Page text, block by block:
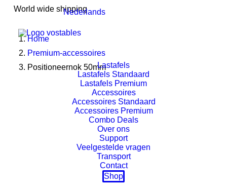
World wide shipping
Nederlands
Lastafels
Lastafels Standaard
Lastafels Premium
Accessoires
Accessoires Standaard
Accessoires Premium
Combo Deals
Over ons
Support
Veelgestelde vragen
Transport
Contact
Shop
Home
Premium-accessoires
Positioneernok 50mm